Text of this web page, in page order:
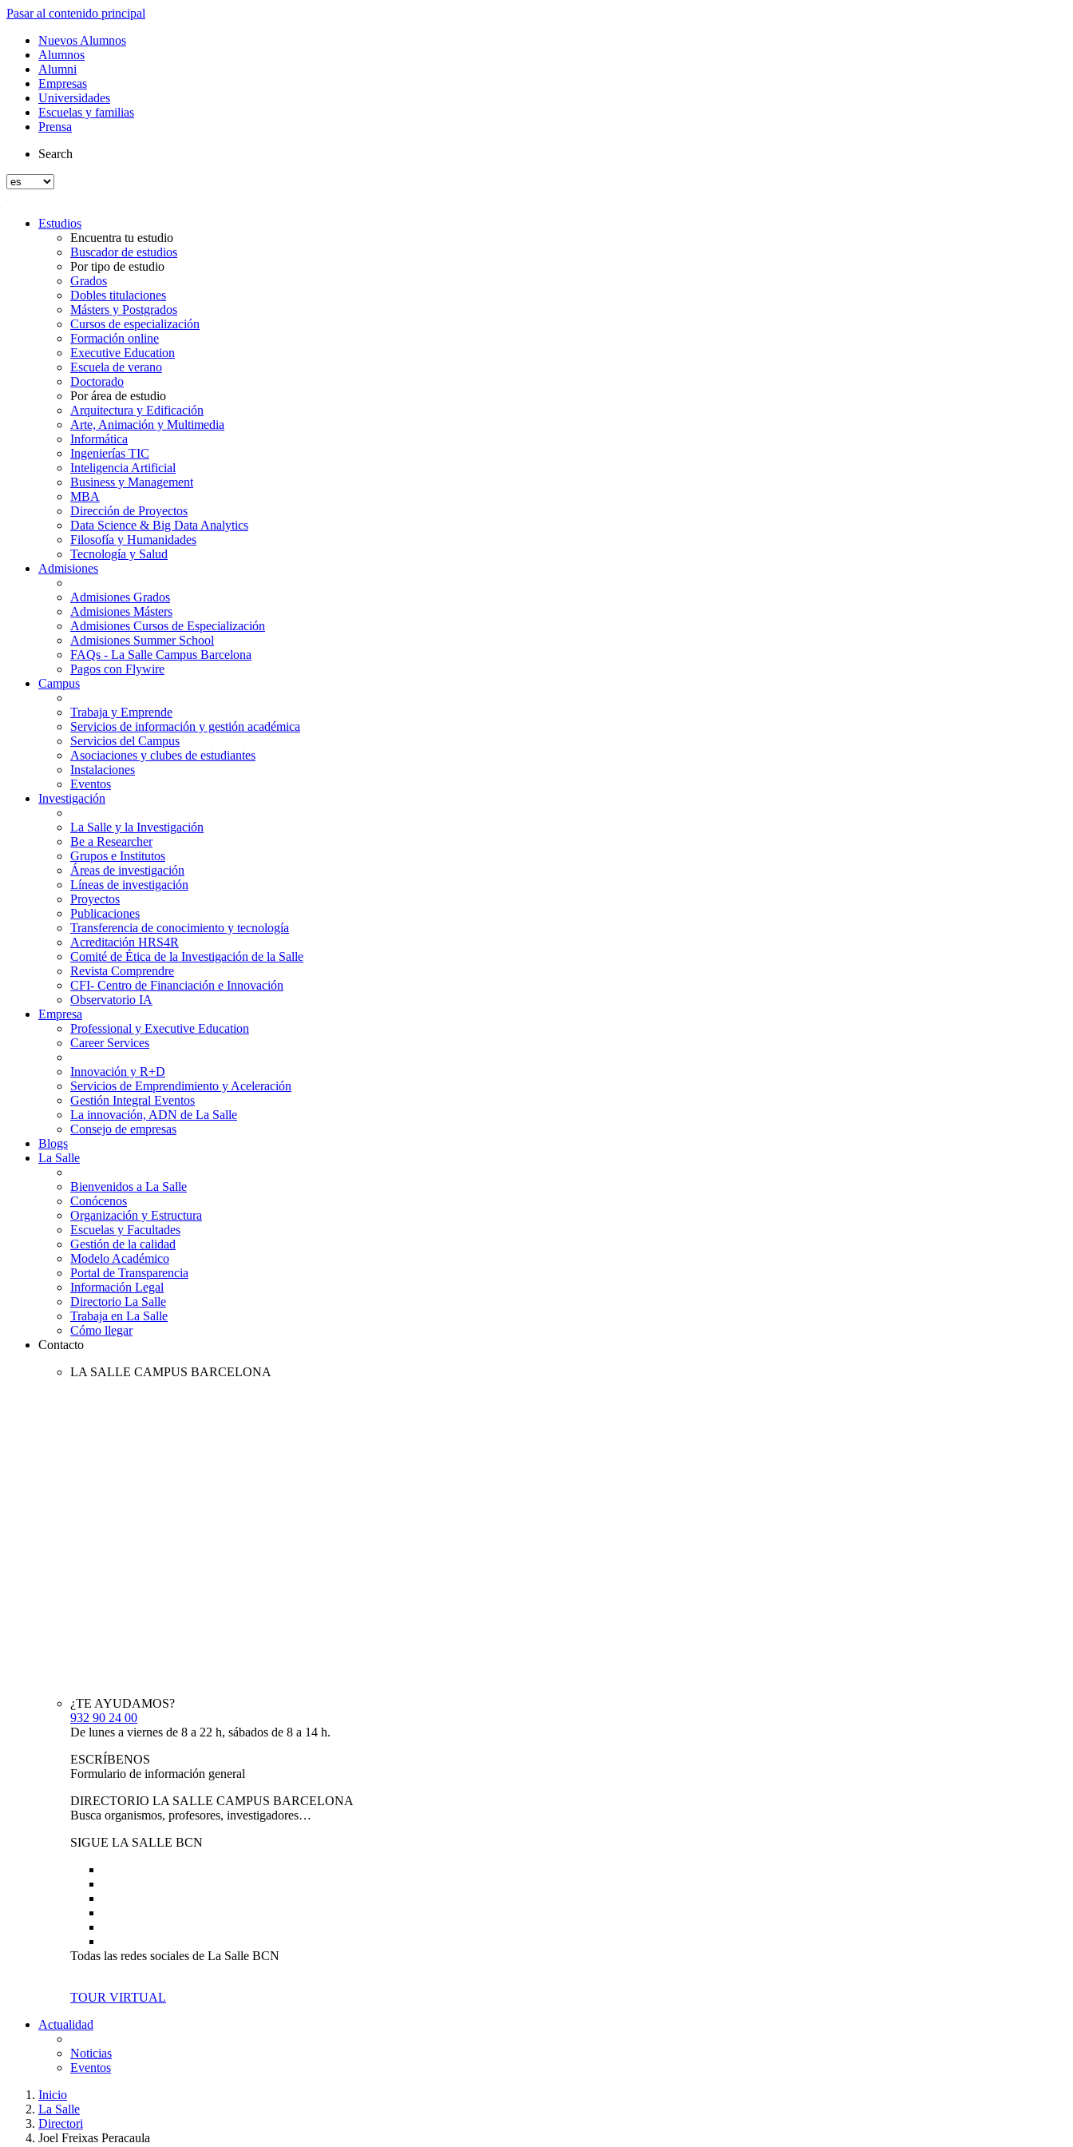
Pasar al contenido principal
Nuevos Alumnos
Alumnos
Alumni
Empresas
Universidades
Escuelas y familias
Prensa
Search
Estudios
Encuentra tu estudio
Buscador de estudios
Por tipo de estudio
Grados
Dobles titulaciones
Másters y Postgrados
Cursos de especialización
Formación online
Executive Education
Escuela de verano
Doctorado
Por área de estudio
Arquitectura y Edificación
Arte, Animación y Multimedia
Informática
Ingenierías TIC
Inteligencia Artificial
Business y Management
MBA
Dirección de Proyectos
Data Science & Big Data Analytics
Filosofía y Humanidades
Tecnología y Salud
Admisiones
Admisiones Grados
Admisiones Másters
Admisiones Cursos de Especialización
Admisiones Summer School
FAQs - La Salle Campus Barcelona
Pagos con Flywire
Campus
Trabaja y Emprende
Servicios de información y gestión académica
Servicios del Campus
Asociaciones y clubes de estudiantes
Instalaciones
Eventos
Investigación
La Salle y la Investigación
Be a Researcher
Grupos e Institutos
Áreas de investigación
Líneas de investigación
Proyectos
Publicaciones
Transferencia de conocimiento y tecnología
Acreditación HRS4R
Comité de Ética de la Investigación de la Salle
Revista Comprendre
CFI- Centro de Financiación e Innovación
Observatorio IA
Empresa
Professional y Executive Education
Career Services
Innovación y R+D
Servicios de Emprendimiento y Aceleración
Gestión Integral Eventos
La innovación, ADN de La Salle
Consejo de empresas
Blogs
La Salle
Bienvenidos a La Salle
Conócenos
Organización y Estructura
Escuelas y Facultades
Gestión de la calidad
Modelo Académico
Portal de Transparencia
Información Legal
Directorio La Salle
Trabaja en La Salle
Cómo llegar
Contacto
LA SALLE CAMPUS BARCELONA
¿TE AYUDAMOS?
932 90 24 00
De lunes a viernes de 8 a 22 h, sábados de 8 a 14 h.
ESCRÍBENOS
Formulario de información general
DIRECTORIO LA SALLE CAMPUS BARCELONA
Busca organismos, profesores, investigadores…
SIGUE LA SALLE BCN
Todas las redes sociales de La Salle BCN
TOUR VIRTUAL
Actualidad
Noticias
Eventos
Inicio
La Salle
Directori
Joel Freixas Peracaula